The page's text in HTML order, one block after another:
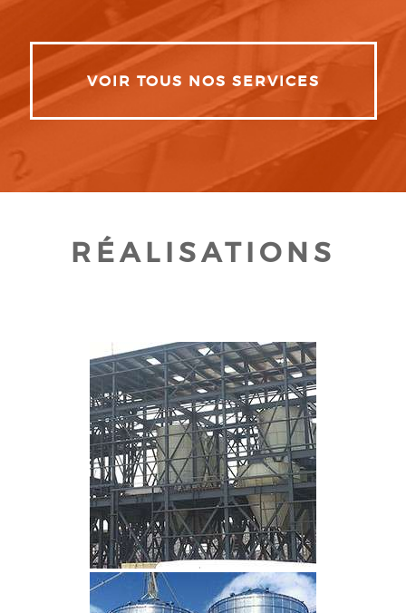
VOIR TOUS NOS SERVICES
RÉALISATIONS
CLIQUEZ POUR AGRANDIR